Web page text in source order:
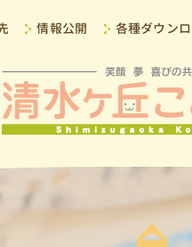
情報公開 各種ダウン